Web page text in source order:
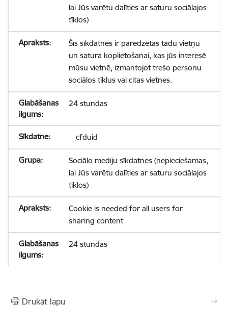
lai Jūs varētu dalīties ar saturu sociālajos
tīklos)
Šīs sīkdatnes ir paredzētas tādu vietņu
un satura koplietošanai, kas jūs interesē
mūsu vietnē, izmantojot trešo personu
sociālos tīklus vai citas vietnes.
24 stundas
__cfduid
Sociālo mediju sīkdatnes (nepieciešamas,
lai Jūs varētu dalīties ar saturu sociālajos
tīklos)
Cookie is needed for all users for
sharing content
24 stundas
Drukāt lapu